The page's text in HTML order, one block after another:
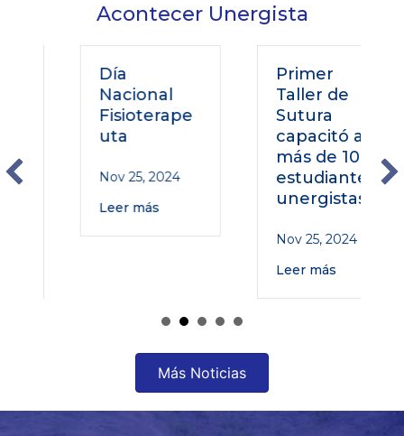
Acontecer Unergista
Día
Nacional
Fisioterape
uta
Nov 25, 2024
Leer más
Primer
Taller de
Sutura
capacitó a
más de 100
estudiantes
unergistas
Nov 25, 2024
Leer más
Más Noticias